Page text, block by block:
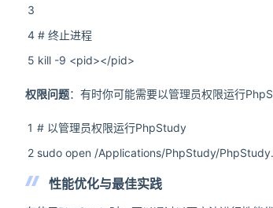
3
4
5
# 终止进程
kill -9 <pid></pid>
权限问题：有时你可能需要以管理员权限运行
1
2
# 以管理员权限运行PhpStudy
sudo open /Applications/PhpStudy/
性能优化与最佳实践